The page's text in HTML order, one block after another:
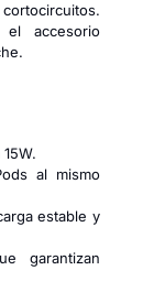
accesorio
al mismo
estable y
garantizan